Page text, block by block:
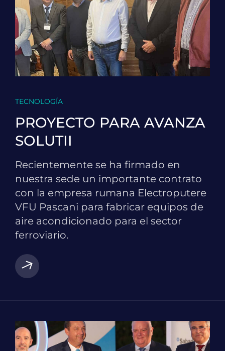
TECNOLOGÍA
PROYECTO PARA AVANZA
SOLUTII
Recientemente se ha firmado en
nuestra sede un importante contrato
con la empresa rumana Electroputere
VFU Pascani para fabricar equipos de
aire acondicionado para el sector
ferroviario.